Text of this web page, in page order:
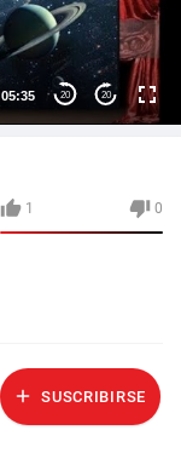
05:35 20 20
1 0
SUSCRIBIRSE